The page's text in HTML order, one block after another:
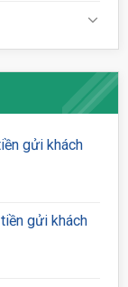
gửi khách
gửi khách